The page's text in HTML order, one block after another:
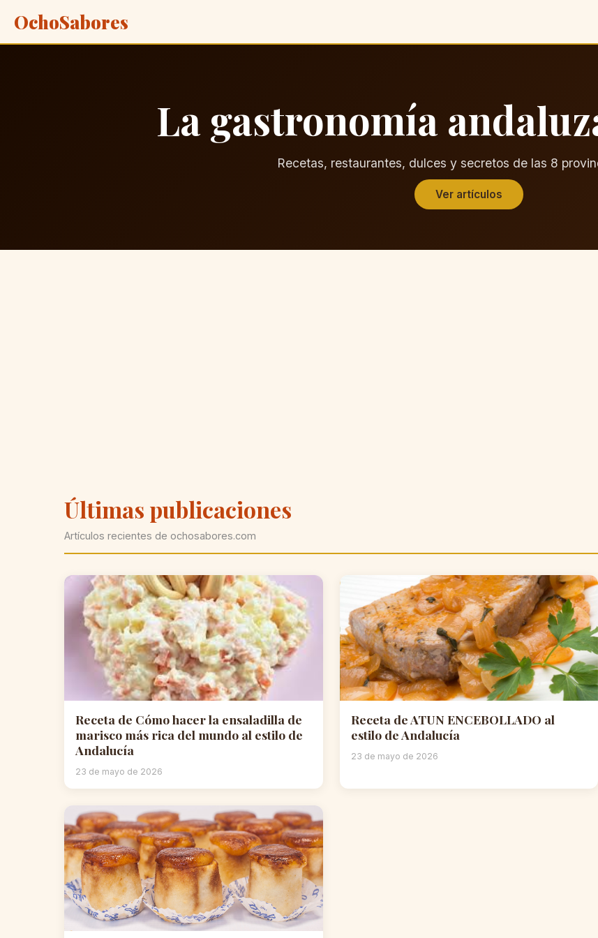
OchoSabores
La gastronomía
Recetas, restaurantes, dulces y secretos de las 8
Ver artículos
Últimas publicaciones
Artículos recientes de ochosabores.com
Receta de Cómo hacer la ensaladilla de
marisco más rica del mundo al estilo de
Andalucía
23 de mayo de 2026
Receta de ATUN ENCEBOLLADO al
estilo de Andalucía
23 de mayo de 2026